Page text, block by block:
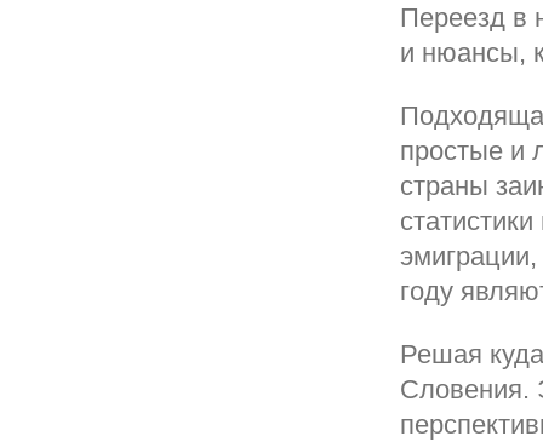
Переезд в
и нюансы,
простые и
страны
году
Решая
Словения.